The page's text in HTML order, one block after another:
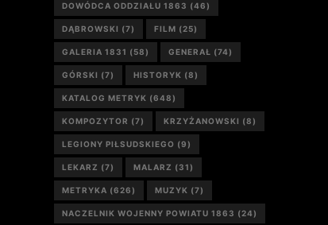
DOWÓDCA ODDZIAŁU 1863 (46)
DĄBROWSKI (7) FILM (25)
GALERIA 1831 (58) GENERAŁ (74)
GÓRSKI (7) HISTORYK (8)
KATALOG METRYK (648)
KOMPOZYTOR (7) KRZYŻANOWSKI (8)
LEGIONY PIŁSUDSKIEGO (9)
LEKARZ (7) MALARZ (31)
METRYKA (626) MUZYK (7)
NACZELNIK WOJENNY POWIATU 1863 (24)